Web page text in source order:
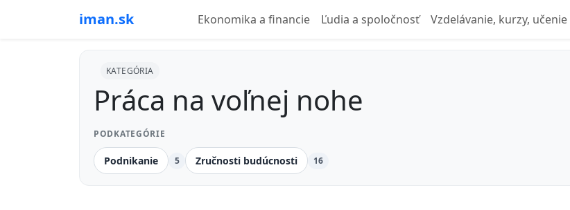
iman.sk Ekonomika a financie Ľudia a spoločnosť Vzdelávanie, kurzy, učenie
KATEGÓRIA
Práca na voľnej nohe
PODKATEGÓRIE
Podnikanie 5 Zručnosti budúcnosti 16